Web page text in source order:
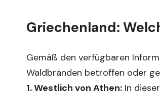
Griechenland:
Gemäß den verfügbaren
Waldbränden betroffen oder
1. Westlich von Athen: In